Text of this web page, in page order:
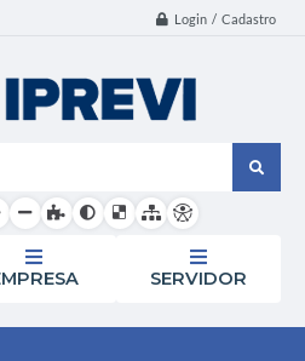
Login / Cadastro
SERVIDOR